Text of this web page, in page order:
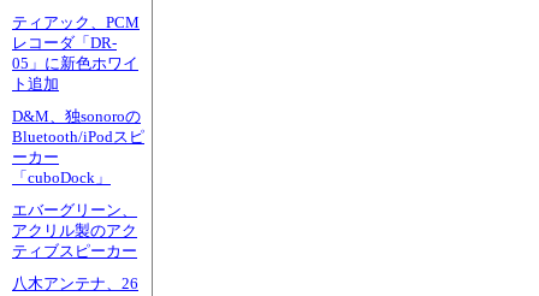
ティアック、PCM
レコーダ「DR-
05」に新色ホワイ
ト追加
D&M、独sonoroの
Bluetooth/iPodスピ
ーカー
「cuboDock」
エバーグリーン、
アクリル製のアク
ティブスピーカー
八木アンテナ、26